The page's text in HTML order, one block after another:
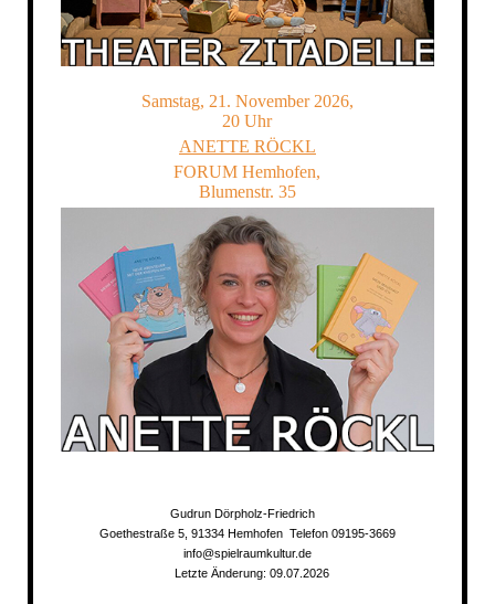
Samstag, 21. November 2026,
20 Uhr
ANETTE RÖCKL
FORUM Hemhofen,
Blumenstr. 35
Gudrun Dörpholz-Friedrich
Goethestraße 5, 91334 Hemhofen Telefon 09195-3669
info@spielraumkultur.de
Letzte Änderung: 09.07.2026